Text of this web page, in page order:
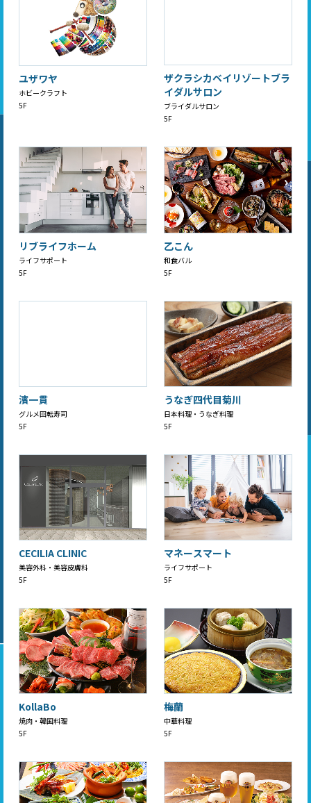
ユザワヤ
ホビークラフト
5F
ザクラシカベイリゾートブラ
イダルサロン
ブライダルサロン
5F
リブライフホーム
ライフサポート
5F
乙こん
和食バル
5F
濱一貫
グルメ回転寿司
5F
うなぎ四代目菊川
日本料理・うなぎ料理
5F
CECILIA CLINIC
美容外科・美容皮膚科
5F
マネースマート
ライフサポート
5F
KollaBo
焼肉・韓国料理
5F
梅蘭
中華料理
5F